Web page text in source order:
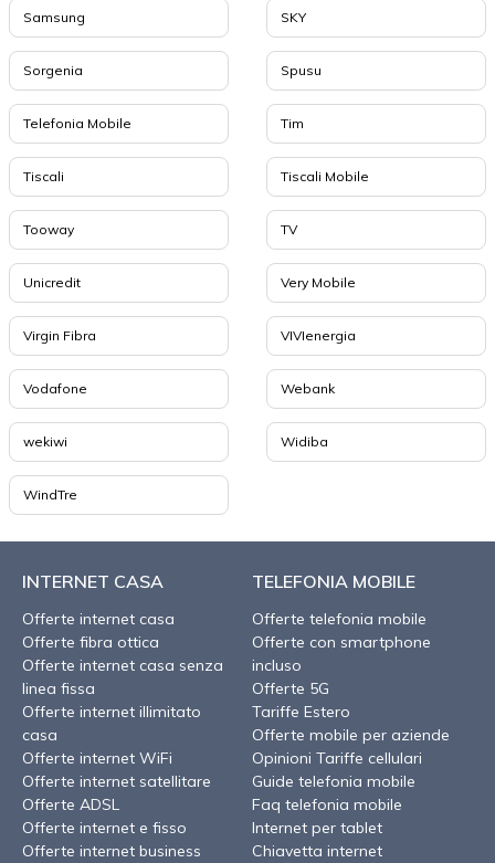
Samsung SKY
Sorgenia Spusu
Telefonia Mobile Tim
Tiscali Tiscali Mobile
Tooway TV
Unicredit Very Mobile
Virgin Fibra VIVIenergia
Vodafone Webank
wekiwi Widiba
WindTre
INTERNET CASA
Offerte internet casa
Offerte fibra ottica
Offerte internet casa senza
linea fissa
Offerte internet illimitato
casa
Offerte internet WiFi
Offerte internet satellitare
Offerte ADSL
Offerte internet e fisso
Offerte internet business
TELEFONIA MOBILE
Offerte telefonia mobile
Offerte con smartphone
incluso
Offerte 5G
Tariffe Estero
Offerte mobile per aziende
Opinioni Tariffe cellulari
Guide telefonia mobile
Faq telefonia mobile
Internet per tablet
Chiavetta internet